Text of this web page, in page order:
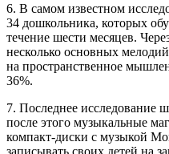
6. В самом известном
34 дошкольника, которых
течение шести месяцев.
несколько основных
на пространственное
36%.
7. Последнее
после этого музыкальные
компакт-диски с музыкой
записывать своих детей на